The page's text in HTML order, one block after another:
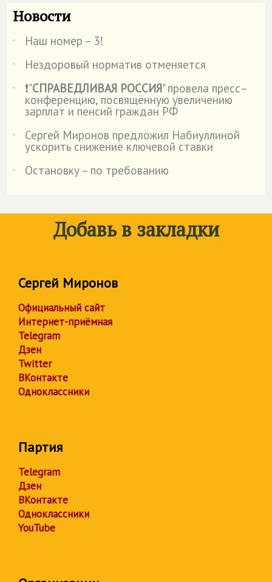
Новости
˙
Наш номер – 3!
˙
Нездоровый норматив отменяется
˙
❗"СПРАВЕДЛИВАЯ РОССИЯ" провела пресс–
конференцию, посвящённую увеличению
зарплат и пенсий граждан РФ
˙
Сергей Миронов предложил Набиуллиной
ускорить снижение ключевой ставки
˙
Остановку – по требованию
Добавь в закладки
Сергей Миронов
Официальный сайт
Интернет-приёмная
Telegram
Дзен
Twitter
ВКонтакте
Одноклассники
Партия
Telegram
Дзен
ВКонтакте
Одноклассники
YouTube